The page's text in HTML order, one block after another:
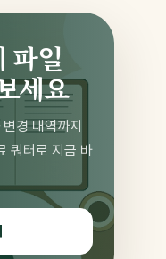
파일
세요
경 내역까지
쿼터로 지금 바